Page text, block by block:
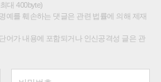
대 400byte)
예를 훼손하는 댓글은 관련 법률에 의해 제재
어가 내용에 포함되거나 인신공격성 글은 관